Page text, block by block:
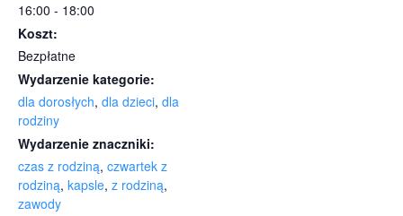
16:00 - 18:00
Koszt:
Bezpłatne
Wydarzenie kategorie:
dla dorosłych, dla dzieci, dla
rodziny
Wydarzenie znaczniki:
czas z rodziną, czwartek z
rodziną, kapsle, z rodziną,
zawody